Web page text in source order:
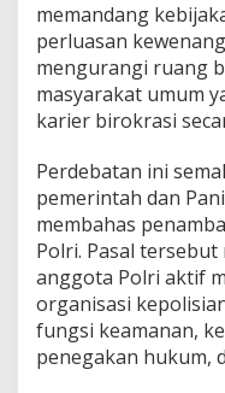
memandang
perluasan
mengurangi ruang
masyarakat umum
karier birokrasi
Perdebatan ini
pemerintah dan
membahas
Polri. Pasal
anggota Polri aktif
organisasi
fungsi keamanan,
penegakan hukum,